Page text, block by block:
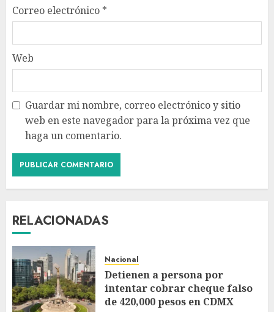
Correo electrónico *
Web
Guardar mi nombre, correo electrónico y sitio
web en este navegador para la próxima vez que
haga un comentario.
RELACIONADAS
Nacional
Detienen a persona por
intentar cobrar cheque falso
de 420,000 pesos en CDMX